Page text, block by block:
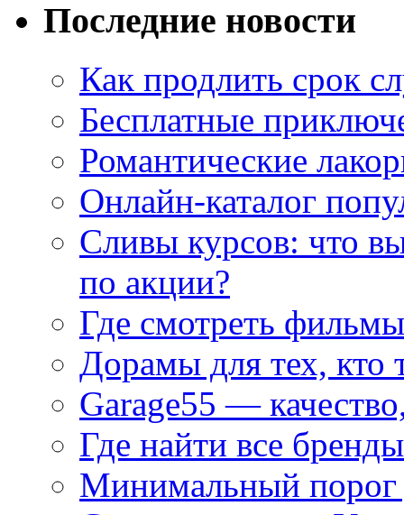
Последние новости
Как продлить срок
Бесплатные
Романтические
Онлайн-каталог
Сливы курсов: что
по акции?
Где смотреть
Дорамы для тех, кто
Garage55 —
Где найти все
Минимальный порог